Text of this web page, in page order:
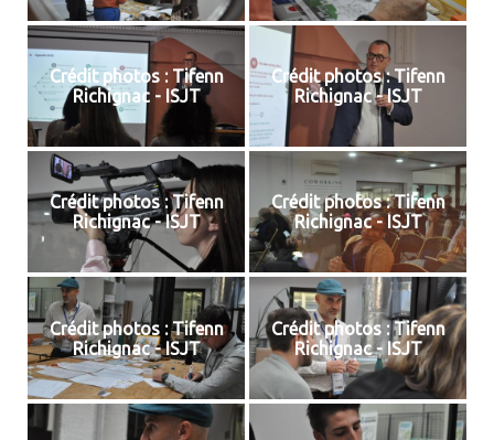
Crédit photos : Tifenn
Richignac - ISJT
Crédit photos : Tifenn
Richignac - ISJT
Crédit photos : Tifenn
Richignac - ISJT
Crédit photos : Tifenn
Richignac - ISJT
Crédit photos : Tifenn
Richignac - ISJT
Crédit photos : Tifenn
Richignac - ISJT